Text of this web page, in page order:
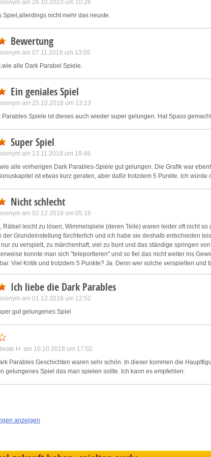
am 26.10.2023 um 10:26
Spiel,allerdings nicht mehr das neuste.
Bewertung
am 07.11.2018 um 13:05
alle Dark Parabel Spiele.
Ein geniales Spiel
am 25.10.2018 um 13:13
Parables Spiele ist dieses auch wieder super gelungen. Hat Spass
Super Spiel
am 13.11.2018 um 18:48
alle vorherigen Dark Parables-Spiele gut gelungen. Die Grafik war
ist etwas kurz geraten, aber dafür trotzdem 5 Punkte. Ich würde
Nicht schlecht
am 02.12.2018 um 05:16
Rätsel leicht zu lösen, Wimmelspiele (deren Teile) waren leider oft nicht so
der Grundeinstellung fürchterlich und ich habe sie deshalb entschieden
zu verspielt, zu märchenhaft, viel zu bunt und das ständige springen
konnte man sich "teleportieren" und so fiel das nicht weiter ins
Viel Kritik und trotzdem 5 Punkte? Ja. Denn wer solche verspielten und
auf seine Kosten! Mal sehen ob es einen nächsten Teil gibt und wie
schenken. Die mögen so etwas.
Ich liebe die Dark Parables
am 01.12.2018 um 12:52
gut gelungenes Spiel
H. am 10.10.2018 um 17:02
Parables Geschichten waren sehr schön. In dieser kommen die
gelungenes Spiel das man spielen sollte. Ich kann es empfehlen.
anzeigen